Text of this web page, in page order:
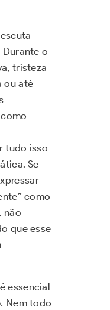
Durante o
tristeza
ou até
tudo isso
Se
como
não
que esse
essencial
. Nem todo